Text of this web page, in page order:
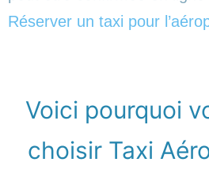
Réserver un taxi pour
Voici pourquoi
choisir Taxi